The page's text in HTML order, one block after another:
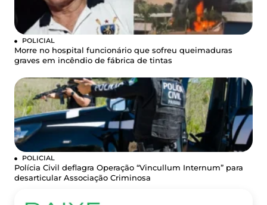
POLICIAL
Morre no hospital funcionário que sofreu queimaduras
graves em incêndio de fábrica de tintas
POLICIAL
Polícia Civil deflagra Operação “Vincullum Internum” para
desarticular Associação Criminosa